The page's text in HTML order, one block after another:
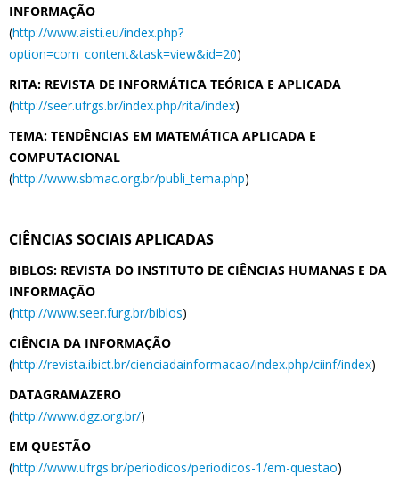
INFORMAÇÃO
(http://www.aisti.eu/index.php?
option=com_content&task=view&id=20)
RITA: REVISTA DE INFORMÁTICA TEÓRICA E APLICADA
(http://seer.ufrgs.br/index.php/rita/index)
TEMA: TENDÊNCIAS EM MATEMÁTICA APLICADA E
COMPUTACIONAL
(http://www.sbmac.org.br/publi_tema.php)
CIÊNCIAS SOCIAIS APLICADAS
BIBLOS: REVISTA DO INSTITUTO DE CIÊNCIAS HUMANAS E DA
INFORMAÇÃO
(http://www.seer.furg.br/biblos)
CIÊNCIA DA INFORMAÇÃO
(http://revista.ibict.br/cienciadainformacao/index.php/ciinf/index)
DATAGRAMAZERO
(http://www.dgz.org.br/)
EM QUESTÃO
(http://www.ufrgs.br/periodicos/periodicos-1/em-questao)